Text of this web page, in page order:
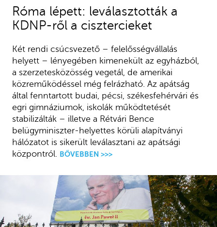
Róma lépett: leválasztották a
KDNP-ről a cisztercieket
Két rendi csúcsvezető – felelősségvállalás
helyett – lényegében kimenekült az egyházból,
a szerzetesközösség vegetál, de amerikai
közreműködéssel még felrázható. Az apátság
által fenntartott budai, pécsi, székesfehérvári és
egri gimnáziumok, iskolák működtetését
stabilizálták – illetve a Rétvári Bence
belügyminiszter-helyettes körüli alapítványi
hálózatot is sikerült leválasztani az apátsági
központról.
BŐVEBBEN >>>